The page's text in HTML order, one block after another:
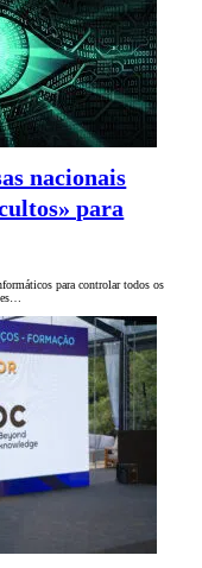
nacionais
para
para controlar todos os